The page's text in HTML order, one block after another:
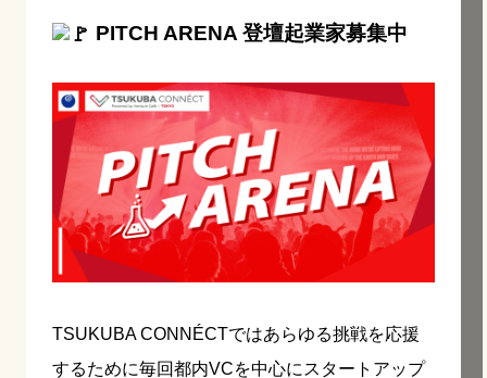
PITCH ARENA 登壇起業家募集中
TSUKUBA CONNÉCTではあらゆる挑戦を応援
するために毎回都内VCを中心にスタートアップ